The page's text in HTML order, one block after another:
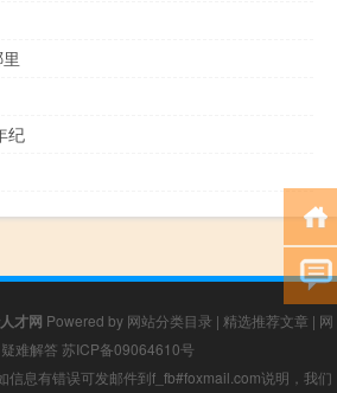
纪
才网 Powered by 网站分类目录 | 精选推荐文章 | 网
疑难解答 苏ICP备09064610号
信息有错误可发邮件到f_fb#foxmail.com说明，我们